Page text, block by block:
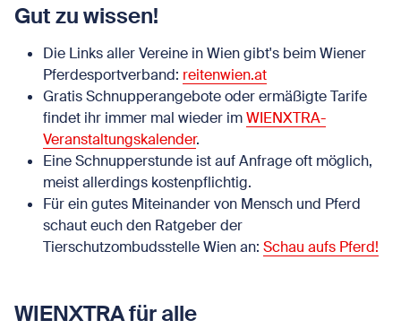
Gut zu wissen!
Die Links aller Vereine in Wien gibt's beim Wiener
Pferdesportverband: reitenwien.at
Gratis Schnupperangebote oder ermäßigte Tarife
findet ihr immer mal wieder imWIENXTRA-
Veranstaltungskalender.
Eine Schnupperstunde ist auf Anfrage oft möglich,
meist allerdings kostenpflichtig.
Für ein gutes Miteinander von Mensch und Pferd
schaut euch den Ratgeber der
Tierschutzombudsstelle Wien an: Schau aufs Pferd!
WIENXTRA für alle